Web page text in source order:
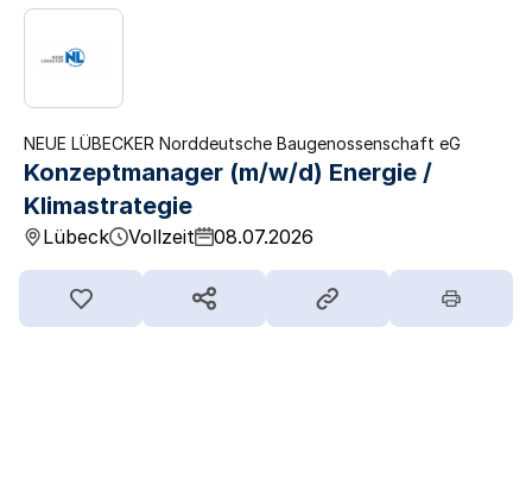
NEUE LÜBECKER Norddeutsche Baugenossenschaft eG
Konzeptmanager (m/w/d) Energie /
Klimastrategie
Lübeck Vollzeit 08.07.2026